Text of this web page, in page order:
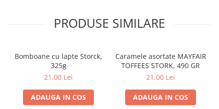
PRODUSE SIMILARE
Bomboane cu lapte Storck,
325g
21,00 Lei
ADAUGA IN COS
Caramele asortate MAYFAIR
TOFFEES STORK, 490 GR
21,00 Lei
ADAUGA IN COS